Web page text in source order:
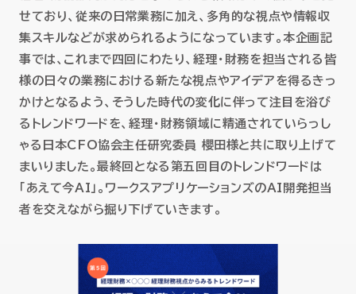
セミナー
お役立ち情報
採用
会社情報
資料ダウンロード
せており、従来の日常業務に加え、多角的な視点や情報収
集スキルなどが求められるようになっています。本企画記
事では、これまで四回にわたり、経理・財務を担当される皆
様の日々の業務における新たな視点やアイデアを得るきっ
かけとなるよう、そうした時代の変化に伴って注目を浴び
るトレンドワードを、経理・財務領域に精通されていらっし
ゃる日本CFO協会主任研究委員 櫻田様と共に取り上げて
まいりました。最終回となる第五回目のトレンドワードは
「あえて今AI」。ワークスアプリケーションズのAI開発担当
者を交えながら掘り下げていきます。